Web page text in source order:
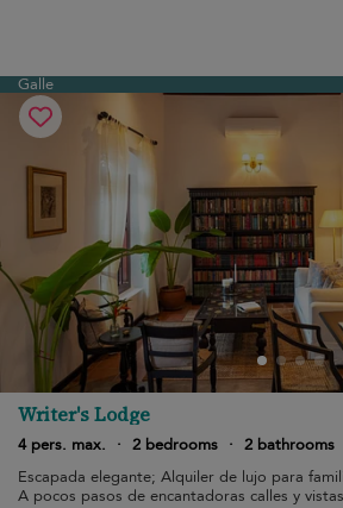
Galle
Writer's Lodge
4 pers. max.
· 2 bedrooms · 2 bathrooms
Escapada elegante; Alquiler de lujo para
A pocos pasos de encantadoras calles y